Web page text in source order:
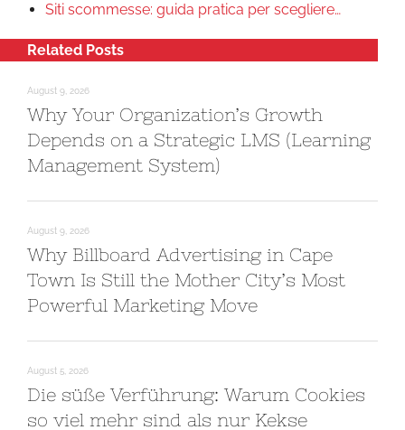
Siti scommesse: guida pratica per scegliere…
Related Posts
August 9, 2026
Why Your Organization’s Growth
Depends on a Strategic LMS (Learning
Management System)
August 9, 2026
Why Billboard Advertising in Cape
Town Is Still the Mother City’s Most
Powerful Marketing Move
August 5, 2026
Die süße Verführung: Warum Cookies
so viel mehr sind als nur Kekse